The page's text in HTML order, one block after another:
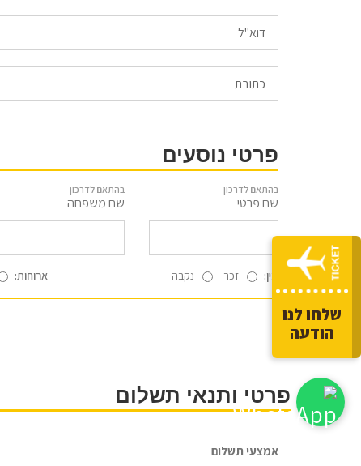
שלחו לנו
הודעה
Email
פרטי נוסעים
בהתאם לדרכון
שם פרטי
בהתאם לדרכון
שם משפחה
מין: זכר נקבה ארוחות:
פרטי ותנאי תשלום
אמצעי תשלום